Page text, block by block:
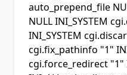
auto_prepend_file
NULL INI_SYSTEM
INI_SYSTEM
cgi.fix_pathinfo "1"
cgi.force_redirect "1"